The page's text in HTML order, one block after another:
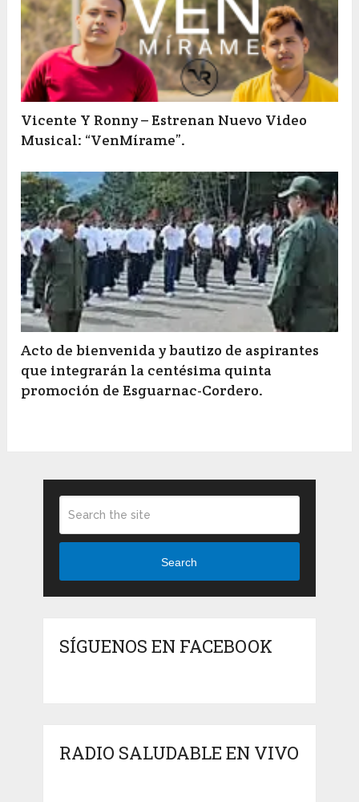
Vicente Y Ronny – Estrenan Nuevo Video
Musical: “VenMírame”.
Acto de bienvenida y bautizo de aspirantes
que integrarán la centésima quinta
promoción de Esguarnac-Cordero.
Search
SÍGUENOS EN FACEBOOK
RADIO SALUDABLE EN VIVO